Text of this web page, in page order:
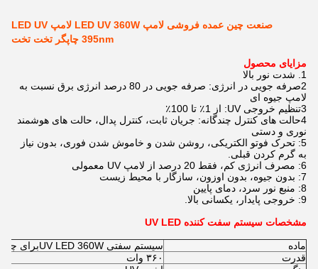
صنعت چین عمده فروشی لامپ LED UV 360W لامپ LED UV
395nm چاپگر تخت تخت
مزایای محصول
1. شدت نور بالا
2صرفه جویی در انرژی: صرفه جویی در 80 درصد انرژی برق نسبت به
لامپ جیوه ای
3تنظیم خروجی UV: از 1٪ تا 100٪
4حالت های کنترل چندگانه: جریان ثابت، کنترل پدال، حالت های هوشمند
نوری و دستی
5: تحرک فوتو الکتریکی، روشن شدن و خاموش شدن فوری، بدون نیاز
به گرم کردن قبلی.
6: مصرف انرژی کم، فقط 20 درصد از لامپ UV معمولی
7: بدون جیوه، بدون اوزون، سازگار با محیط زیست
8: منبع نور سرد، دمای پایین
9: خروجی پایدار، یکسانی بالا.
مشخصات سیستم سفت کننده UV LED
ماده سیستم سفتی UV LED 36 0W
برای
قدرت
۳۶۰ وات